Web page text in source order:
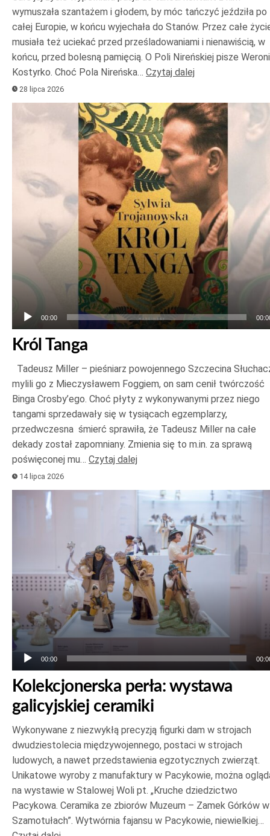
wymuszała szantażem i głodem, by móc tańczyć jeździła po
całej Europie, w końcu wyjechała do Stanów. Przez całe
musiała też uciekać przed prześladowaniami i nienawiścią, w
końcu, przed bolesną pamięcią. O Poli Nireńskiej pisze
Kostyrko. Choć Pola Nireńska… Czytaj dalej
28 lipca 2026
plików
00:00
Król Tanga
Tadeusz Miller – pieśniarz powojennego Szczecina
mylili go z Mieczysławem Foggiem, on sam cenił twórczość
Binga Crosby’ego. Choć płyty z wykonywanymi przez niego
tangami sprzedawały się w tysiącach egzemplarzy,
przedwczesna śmierć sprawiła, że Tadeusz Miller na całe
dekady został zapomniany. Zmienia się to m.in. za sprawą
poświęconej mu… Czytaj dalej
14 lipca 2026
Odtwarzacz
00:00
Kolekcjonerska perła: wystawa
galicyjskiej ceramiki
Wykonywane z niezwykłą precyzją figurki dam w strojach
dwudziestolecia międzywojennego, postaci w strojach
ludowych, a nawet przedstawienia egzotycznych zwierząt.
Unikatowe wyroby z manufaktury w Pacykowie, można
na wystawie w Stalowej Woli pt. „Kruche dziedzictwo
Pacykowa. Ceramika ze zbiorów Muzeum – Zamek Górków w
Szamotułach”. Wytwórnia fajansu w Pacykowie, niewielkiej…